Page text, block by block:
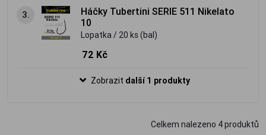
3.
Háčky Tubertini SERIE 511 Nikelato
10
Lopatka / 20 ks (bal)
72 Kč
Zobrazit další 1 produkty
Celkem nalezeno 4produktů